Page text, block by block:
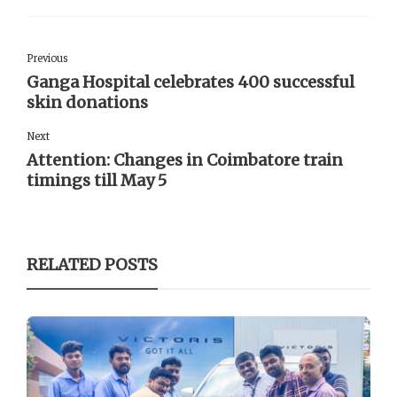
Previous
Ganga Hospital celebrates 400 successful
skin donations
Next
Attention: Changes in Coimbatore train
timings till May 5
RELATED POSTS